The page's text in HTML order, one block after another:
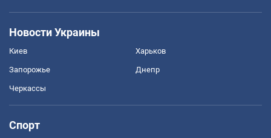
Новости Украины
Киев Харьков
Запорожье Днепр
Черкассы
Спорт